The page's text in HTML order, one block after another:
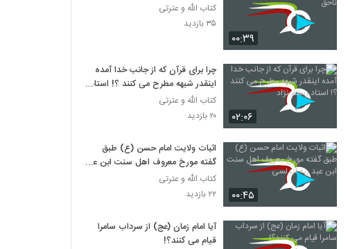
۰۰:۳۹
کتاب الله و عترتی
۳۵ بازدید
۰۲:۰۶
چرا برای قرآن که از جانب خدا آمده
اینقدر شبهه مطرح می کنند ؟! استاد
رستم نژاد
کتاب الله و عترتی
۲۰ بازدید
۰۰:۴۵
اثبات ولایت امام حسن (ع) طبق
گفته مورخ معروف اهل سنت ابن عبد
ربه اندلسی
کتاب الله و عترتی
۲۲ بازدید
آیا امام زمان (عج) از سرداب سامرا
قیام می کنند؟!